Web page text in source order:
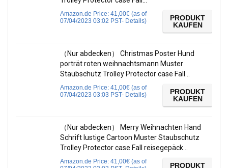
Amazon.de Price: 41,00€ (as of
07/04/2023 03:02 PST- Details)
PRODUKT
KAUFEN
（Nur abdecken） Christmas Poster Hund
porträt roten weihnachtsmann Muster
Staubschutz Trolley Protector case Fall…
Amazon.de Price: 41,00€ (as of
07/04/2023 03:03 PST- Details)
PRODUKT
KAUFEN
（Nur abdecken） Merry Weihnachten Hand
Schrift lustige Cartoon Muster Staubschutz
Trolley Protector case Fall reisegepäck…
Amazon.de Price: 41,00€ (as of
PRODUKT